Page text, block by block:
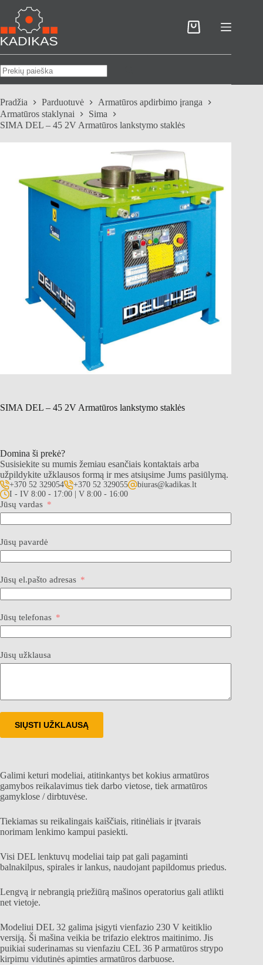
content
Pirkinių
results
Pradžia Parduotuvė
Armatūros apdirbimo įranga
Armatūros staklynai
Sima
SIMA DEL – 45 2V Armatūros lankstymo staklės
SIMA DEL – 45 2V Armatūros lankstymo staklės
Domina ši prekė?
Susisiekite su mumis žemiau esančiais kontaktais arba
užpildykite užklausos formą ir mes atsiųsime Jums pasiūlymą.
+370 52 329054 +370 52 329055
biuras@kadikas.lt
I - IV 8:00 - 17:00 | V 8:00 - 16:00
Jūsų vardas
Jūsų pavardė
Jūsų el.pašto adresas
Jūsų telefonas
Jūsų užklausa
SIŲSTI UŽKLAUSĄ
Galimi keturi modeliai, atitinkantys bet kokius armatūros
gamybos reikalavimus tiek darbo vietose, tiek armatūros
gamyklose / dirbtuvėse.
Tiekiamas su reikalingais kaiščiais, ritinėliais ir įtvarais
norimam lenkimo kampui pasiekti.
Visi DEL lenktuvų modeliai taip pat gali pagaminti
balnakilpus, spirales ir lankus, naudojant papildomus priedus.
Lengvą ir nebrangią priežiūrą mašinos operatorius gali atlikti
net vietoje.
Modeliui DEL 32 galima įsigyti vienfazio 230 V keitiklio
versiją. Ši mašina veikia be trifazio elektros maitinimo. Jis
puikiai suderinamas su vienfaziu CEL 36 P armatūros strypo
kirpimu vidutinės apimties armatūros darbuose.